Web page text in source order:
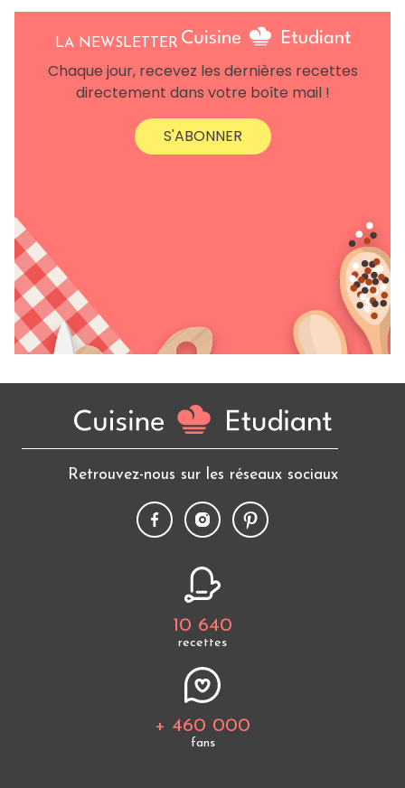
LA NEWSLETTER
Chaque jour, recevez les dernières recettes
directement dans votre boîte mail !
S'ABONNER
Retrouvez-nous sur les réseaux sociaux
10 640
recettes
+ 460 000
fans